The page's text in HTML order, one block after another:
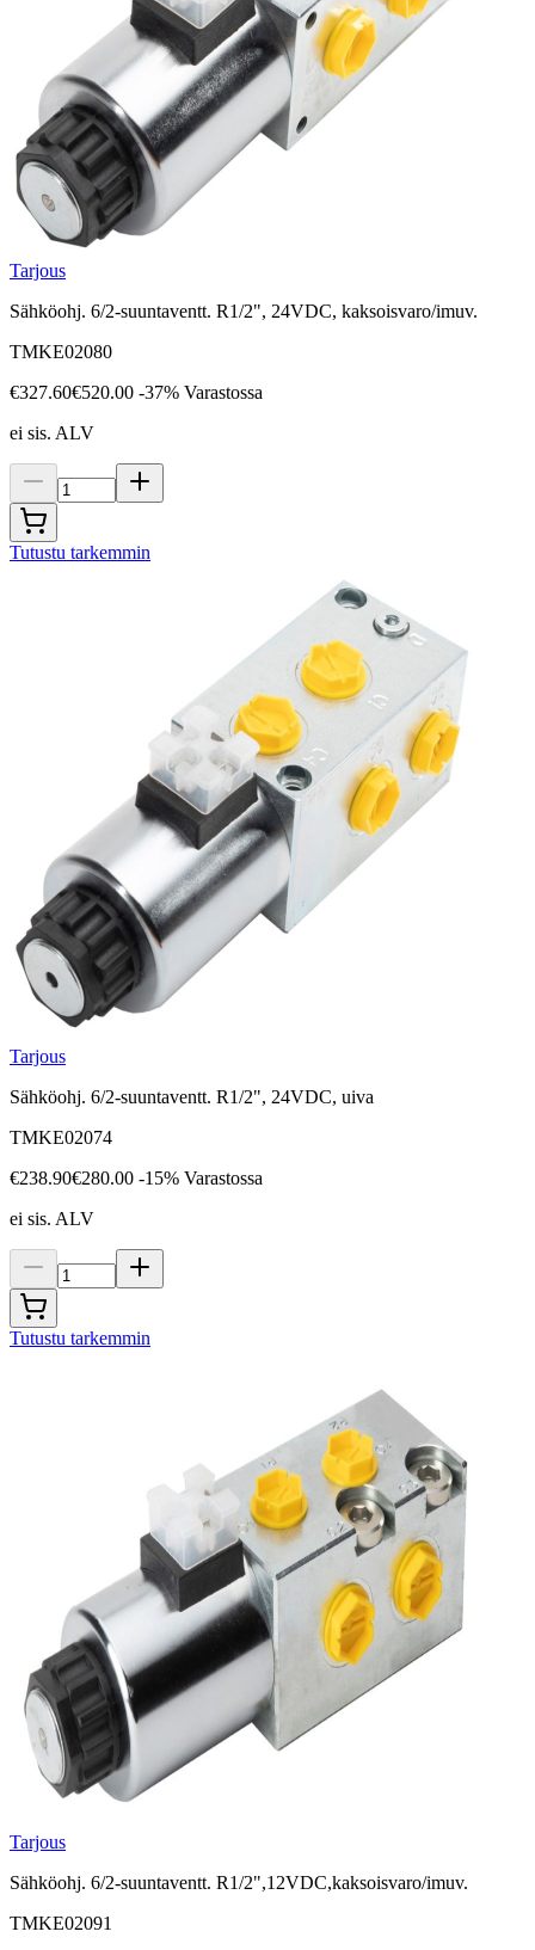
Tarjous
Sähköohj. 6/2-suuntaventt. R1/2", 24VDC, kaksoisvaro/imuv.
TMKE02080
€327.60€520.00 -37% Varastossa
ei sis. ALV
Tutustu tarkemmin
Tarjous
Sähköohj. 6/2-suuntaventt. R1/2", 24VDC, uiva
TMKE02074
€238.90€280.00 -15% Varastossa
ei sis. ALV
Tutustu tarkemmin
Tarjous
Sähköohj. 6/2-suuntaventt. R1/2",12VDC,kaksoisvaro/imuv.
TMKE02091